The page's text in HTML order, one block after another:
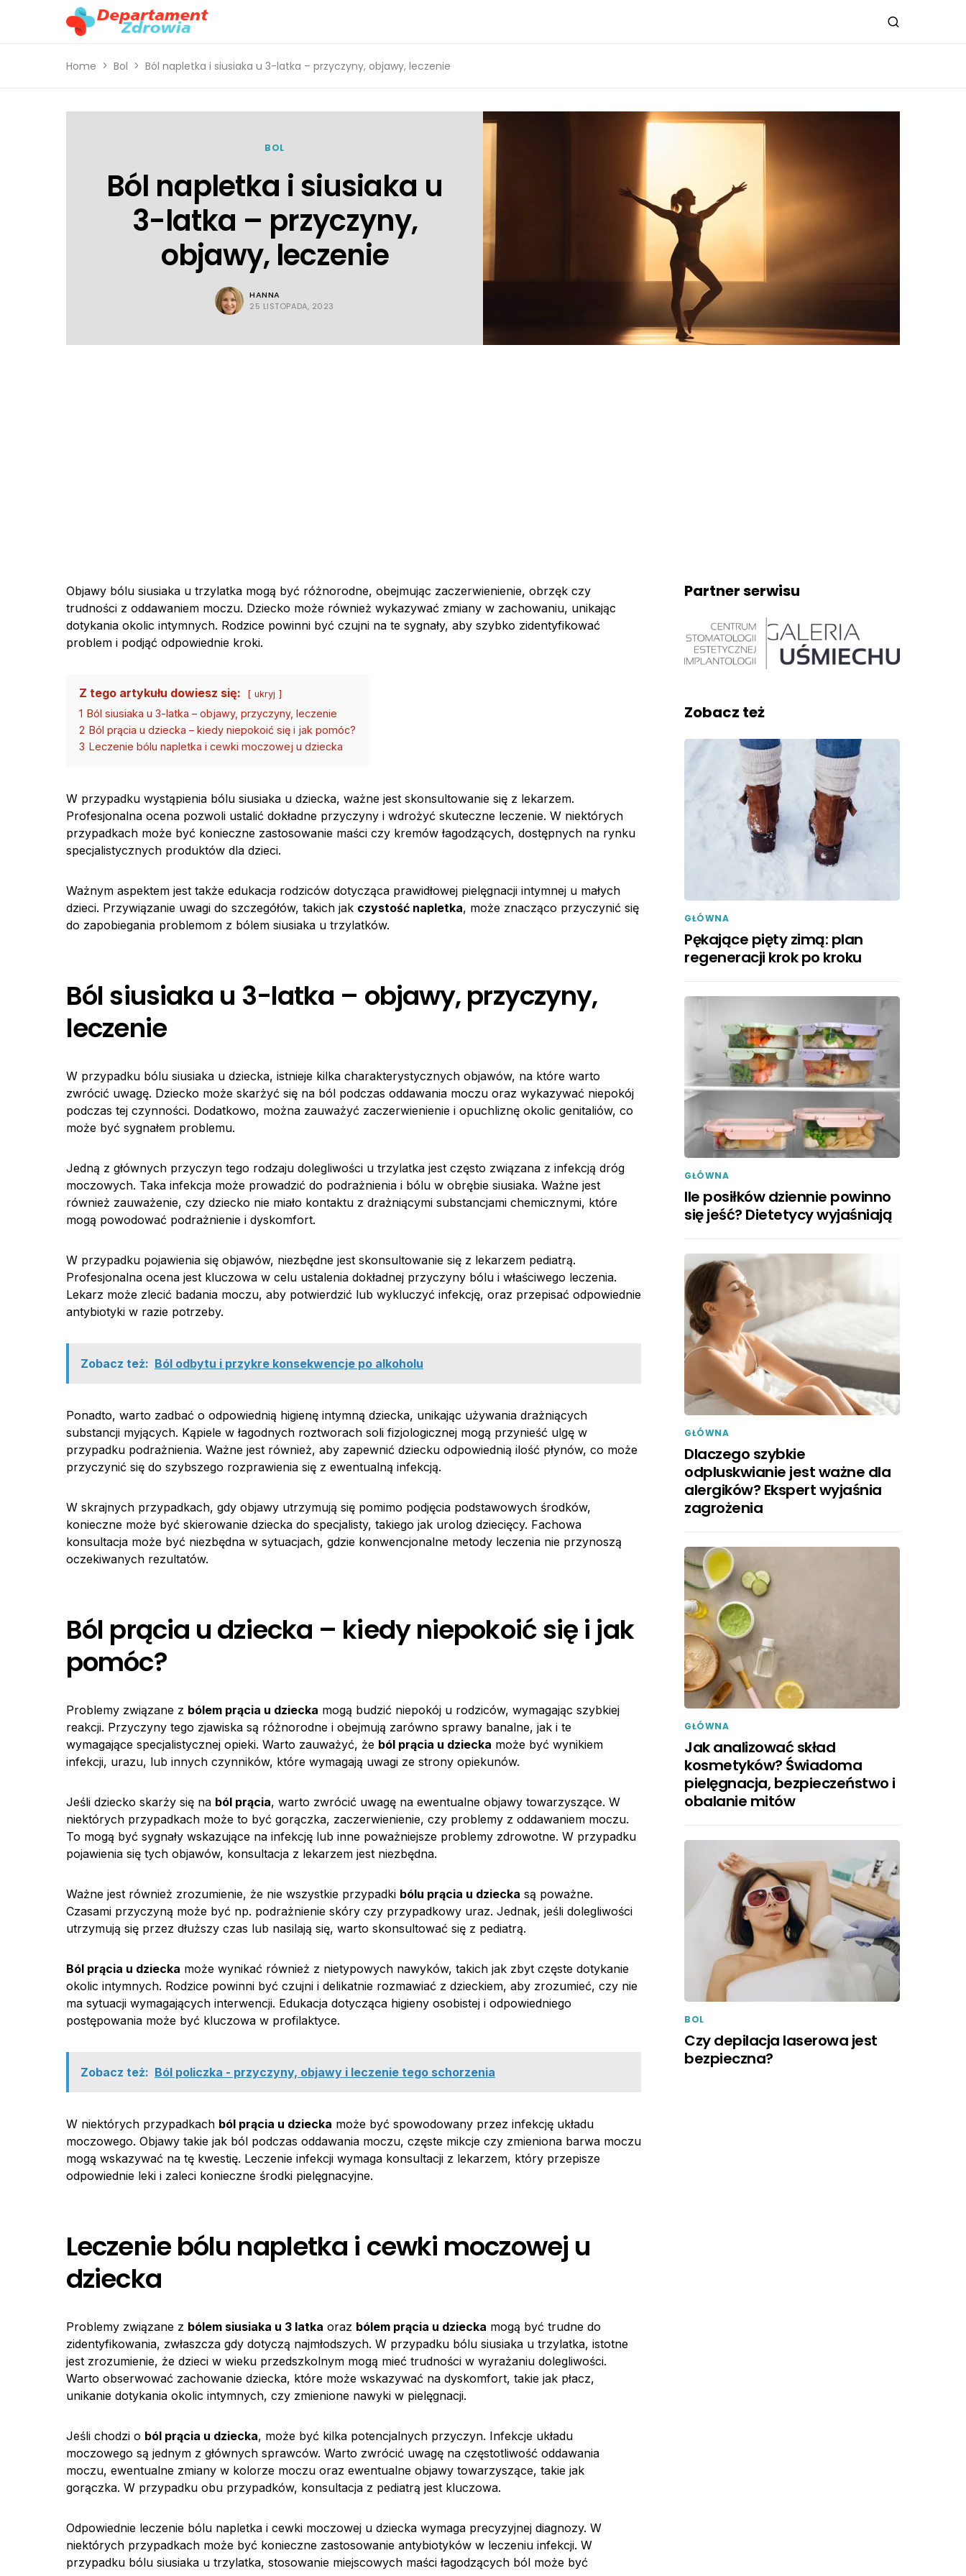
Home Bol Ból napletka i siusiaka u 3-latka – przyczyny, objawy, leczenie
BOL
Ból napletka i siusiaka u
3-latka – przyczyny,
objawy, leczenie
HANNA
25 LISTOPADA, 2023
Objawy bólu siusiaka u trzylatka mogą być różnorodne, obejmując zaczerwienienie, obrzęk czy
trudności z oddawaniem moczu. Dziecko może również wykazywać zmiany w zachowaniu, unikając
dotykania okolic intymnych. Rodzice powinni być czujni na te sygnały, aby szybko zidentyfikować
problem i podjąć odpowiednie kroki.
Z tego artykułu dowiesz się: ukryj
1 Ból siusiaka u 3-latka – objawy, przyczyny, leczenie
2 Ból prącia u dziecka – kiedy niepokoić się i jak pomóc?
3 Leczenie bólu napletka i cewki moczowej u dziecka
W przypadku wystąpienia bólu siusiaka u dziecka, ważne jest skonsultowanie się z lekarzem.
Profesjonalna ocena pozwoli ustalić dokładne przyczyny i wdrożyć skuteczne leczenie. W niektórych
przypadkach może być konieczne zastosowanie maści czy kremów łagodzących, dostępnych na rynku
specjalistycznych produktów dla dzieci.
Ważnym aspektem jest także edukacja rodziców dotycząca prawidłowej pielęgnacji intymnej u małych
dzieci. Przywiązanie uwagi do szczegółów, takich jak czystość napletka, może znacząco przyczynić się
do zapobiegania problemom z bólem siusiaka u trzylatków.
Ból siusiaka u 3-latka – objawy, przyczyny,
leczenie
W przypadku bólu siusiaka u dziecka, istnieje kilka charakterystycznych objawów, na które warto
zwrócić uwagę. Dziecko może skarżyć się na ból podczas oddawania moczu oraz wykazywać niepokój
podczas tej czynności. Dodatkowo, można zauważyć zaczerwienienie i opuchliznę okolic genitaliów, co
może być sygnałem problemu.
Jedną z głównych przyczyn tego rodzaju dolegliwości u trzylatka jest często związana z infekcją dróg
moczowych. Taka infekcja może prowadzić do podrażnienia i bólu w obrębie siusiaka. Ważne jest
również zauważenie, czy dziecko nie miało kontaktu z drażniącymi substancjami chemicznymi, które
mogą powodować podrażnienie i dyskomfort.
W przypadku pojawienia się objawów, niezbędne jest skonsultowanie się z lekarzem pediatrą.
Profesjonalna ocena jest kluczowa w celu ustalenia dokładnej przyczyny bólu i właściwego leczenia.
Lekarz może zlecić badania moczu, aby potwierdzić lub wykluczyć infekcję, oraz przepisać odpowiednie
antybiotyki w razie potrzeby.
Zobacz też: Ból odbytu i przykre konsekwencje po alkoholu
Ponadto, warto zadbać o odpowiednią higienę intymną dziecka, unikając używania drażniących
substancji myjących. Kąpiele w łagodnych roztworach soli fizjologicznej mogą przynieść ulgę w
przypadku podrażnienia. Ważne jest również, aby zapewnić dziecku odpowiednią ilość płynów, co może
przyczynić się do szybszego rozprawienia się z ewentualną infekcją.
W skrajnych przypadkach, gdy objawy utrzymują się pomimo podjęcia podstawowych środków,
konieczne może być skierowanie dziecka do specjalisty, takiego jak urolog dziecięcy. Fachowa
konsultacja może być niezbędna w sytuacjach, gdzie konwencjonalne metody leczenia nie przynoszą
oczekiwanych rezultatów.
Ból prącia u dziecka – kiedy niepokoić się i jak
pomóc?
Problemy związane z bólem prącia u dziecka mogą budzić niepokój u rodziców, wymagając szybkiej
reakcji. Przyczyny tego zjawiska są różnorodne i obejmują zarówno sprawy banalne, jak i te
wymagające specjalistycznej opieki. Warto zauważyć, że ból prącia u dziecka może być wynikiem
infekcji, urazu, lub innych czynników, które wymagają uwagi ze strony opiekunów.
Jeśli dziecko skarży się na ból prącia, warto zwrócić uwagę na ewentualne objawy towarzyszące. W
niektórych przypadkach może to być gorączka, zaczerwienienie, czy problemy z oddawaniem moczu.
To mogą być sygnały wskazujące na infekcję lub inne poważniejsze problemy zdrowotne. W przypadku
pojawienia się tych objawów, konsultacja z lekarzem jest niezbędna.
Ważne jest również zrozumienie, że nie wszystkie przypadki bólu prącia u dziecka są poważne.
Czasami przyczyną może być np. podrażnienie skóry czy przypadkowy uraz. Jednak, jeśli dolegliwości
utrzymują się przez dłuższy czas lub nasilają się, warto skonsultować się z pediatrą.
Ból prącia u dziecka może wynikać również z nietypowych nawyków, takich jak zbyt częste dotykanie
okolic intymnych. Rodzice powinni być czujni i delikatnie rozmawiać z dzieckiem, aby zrozumieć, czy nie
ma sytuacji wymagających interwencji. Edukacja dotycząca higieny osobistej i odpowiedniego
postępowania może być kluczowa w profilaktyce.
Zobacz też: Ból policzka - przyczyny, objawy i leczenie tego schorzenia
W niektórych przypadkach ból prącia u dziecka może być spowodowany przez infekcję układu
moczowego. Objawy takie jak ból podczas oddawania moczu, częste mikcje czy zmieniona barwa moczu
mogą wskazywać na tę kwestię. Leczenie infekcji wymaga konsultacji z lekarzem, który przepisze
odpowiednie leki i zaleci konieczne środki pielęgnacyjne.
Leczenie bólu napletka i cewki moczowej u
dziecka
Problemy związane z bólem siusiaka u 3 latka oraz bólem prącia u dziecka mogą być trudne do
zidentyfikowania, zwłaszcza gdy dotyczą najmłodszych. W przypadku bólu siusiaka u trzylatka, istotne
jest zrozumienie, że dzieci w wieku przedszkolnym mogą mieć trudności w wyrażaniu dolegliwości.
Warto obserwować zachowanie dziecka, które może wskazywać na dyskomfort, takie jak płacz,
unikanie dotykania okolic intymnych, czy zmienione nawyki w pielęgnacji.
Jeśli chodzi o ból prącia u dziecka, może być kilka potencjalnych przyczyn. Infekcje układu
moczowego są jednym z głównych sprawców. Warto zwrócić uwagę na częstotliwość oddawania
moczu, ewentualne zmiany w kolorze moczu oraz ewentualne objawy towarzyszące, takie jak
gorączka. W przypadku obu przypadków, konsultacja z pediatrą jest kluczowa.
Odpowiednie leczenie bólu napletka i cewki moczowej u dziecka wymaga precyzyjnej diagnozy. W
niektórych przypadkach może być konieczne zastosowanie antybiotyków w leczeniu infekcji. W
przypadku bólu siusiaka u trzylatka, stosowanie miejscowych maści łagodzących ból może być
Partner serwisu
Zobacz też
GŁÓWNA
Pękające pięty zimą: plan
regeneracji krok po kroku
GŁÓWNA
Ile posiłków dziennie powinno
się jeść? Dietetycy wyjaśniają
GŁÓWNA
Dlaczego szybkie
odpluskwianie jest ważne dla
alergików? Ekspert wyjaśnia
zagrożenia
GŁÓWNA
Jak analizować skład
kosmetyków? Świadoma
pielęgnacja, bezpieczeństwo i
obalanie mitów
BOL
Czy depilacja laserowa jest
bezpieczna?